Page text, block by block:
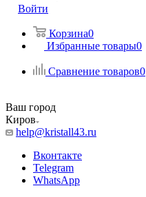
Войти
Корзина0
Избранные товары0
Сравнение товаров0
Ваш город
Киров
help@kristall43.ru
Вконтакте
Telegram
WhatsApp